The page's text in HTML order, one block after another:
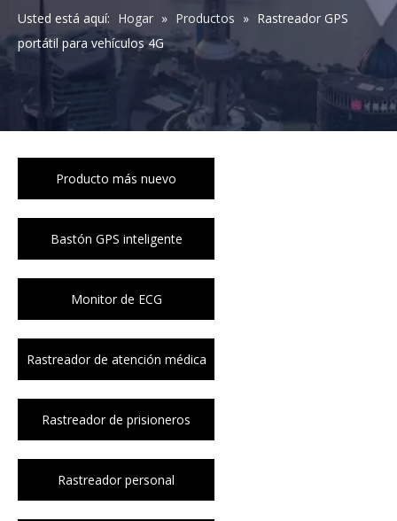
Usted está aquí: Hogar » Productos » Rastreador GPS
portátil para vehículos 4G
Producto más nuevo
Bastón GPS inteligente
Monitor de ECG
Rastreador de atención médica
Rastreador de prisioneros
Rastreador personal